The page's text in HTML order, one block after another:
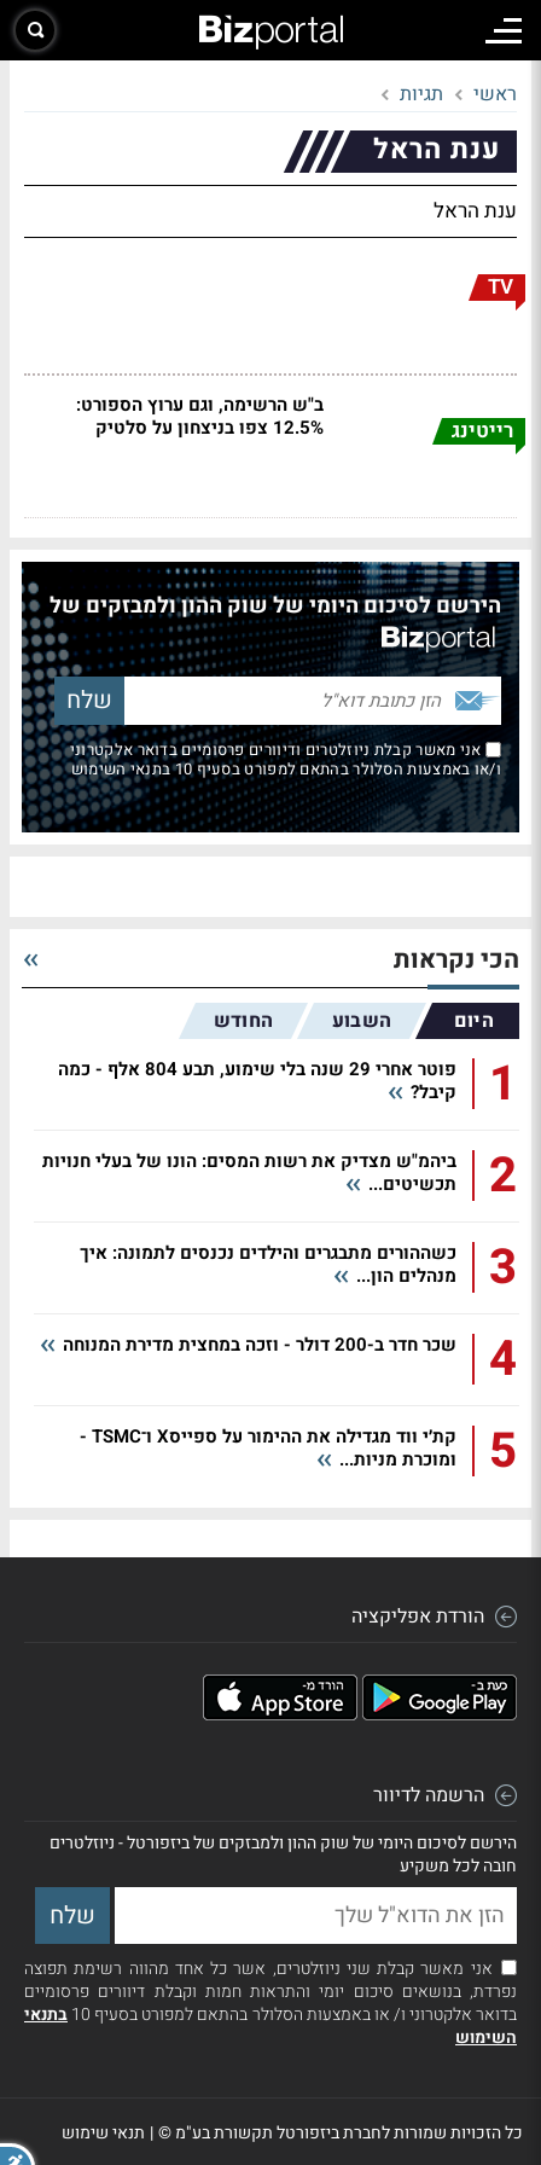
ראשי תגיות
ענת הראל
ענת הראל
TV
רייטינג
ב"ש הרשימה, וגם ערוץ הספורט:
12.5% צפו בניצחון על סלטיק
הירשם לסיכום היומי של שוק ההון ולמבזקים של
אני מאשר קבלת ניוזלטרים ודיוורים פרסומיים בדואר אלקטרוני
ו/או באמצעות הסלולר בהתאם למפורט בסעיף 10 בתנאי השימוש
הכי נקראות
היום השבוע החודש
1
פוטר אחרי 29 שנה בלי שימוע, תבע 804 אלף - כמה
קיבל?
2
ביהמ"ש מצדיק את רשות המסים: הונו של בעלי חנויות
תכשיטים...
3
כשההורים מתבגרים והילדים נכנסים לתמונה: איך
מנהלים הון...
4 שכר חדר ב-200 דולר - וזכה במחצית מדירת המנוחה
5
קת׳י ווד מגדילה את ההימור על ספייסX ו־TSMC -
ומוכרת מניות...
הורדת אפליקציה
הרשמה לדיוור
הירשם לסיכום היומי של שוק ההון ולמבזקים של ביזפורטל - ניוזלטרים
חובה לכל משקיע
אני מאשר קבלת שני ניוזלטרים, אשר כל אחד מהווה רשימת תפוצה
נפרדת, בנושאים סיכום יומי והתראות חמות וקבלת דיוורים פרסומיים
בדואר אלקטרוני ו/ או באמצעות הסלולר בהתאם למפורט בסעיף 10
בתנאי
השימוש
כל הזכויות שמורות לחברת ביזפורטל תקשורת בע"מ ©| תנאי שימוש